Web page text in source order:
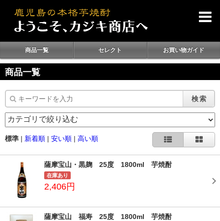
商品一覧 セレクト お買い物ガイド
商品一覧
検索
標準 | 新着順 | 安い順 | 高い順
薩摩宝山・黒麹 25度 1800ml 芋焼酎
在庫あり
2,406円
薩摩宝山 福寿 25度 1800ml 芋焼酎